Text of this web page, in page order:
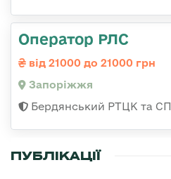
Оператор РЛС
від 21000 до 21000 грн
Запоріжжя
Бердянський РТЦК та СП
ПУБЛІКАЦІЇ